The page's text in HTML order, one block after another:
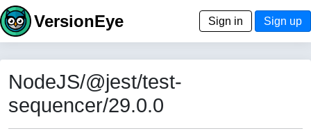
VersionEye Sign in Sign up
NodeJS/@jest/test-
sequencer/29.0.0